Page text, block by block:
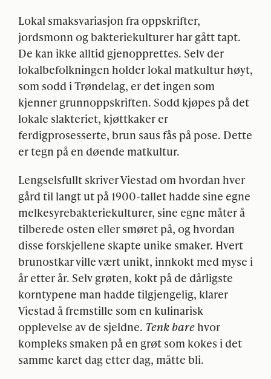
Lokal smaksvariasjon fra oppskrifter,
jordsmonn og bakteriekulturer har gått tapt.
De kan ikke alltid gjenopprettes. Selv der
lokalbefolkningen holder lokal matkultur høyt,
som sodd i Trøndelag, er det ingen som
kjenner grunnoppskriften. Sodd kjøpes på det
lokale slakteriet, kjøttkaker er
ferdigprosesserte, brun saus fås på pose. Dette
er tegn på en døende matkultur.
Lengselsfullt skriver Viestad om hvordan hver
gård til langt ut på 1900-tallet hadde sine egne
melkesyrebakteriekulturer, sine egne måter å
tilberede osten eller smøret på, og hvordan
disse forskjellene skapte unike smaker. Hvert
brunostkar ville vært unikt, innkokt med myse i
år etter år. Selv grøten, kokt på de dårligste
korntypene man hadde tilgjengelig, klarer
Viestad å fremstille som en kulinarisk
opplevelse av de sjeldne. Tenk bare hvor
kompleks smaken på en grøt som kokes i det
samme karet dag etter dag, måtte bli.